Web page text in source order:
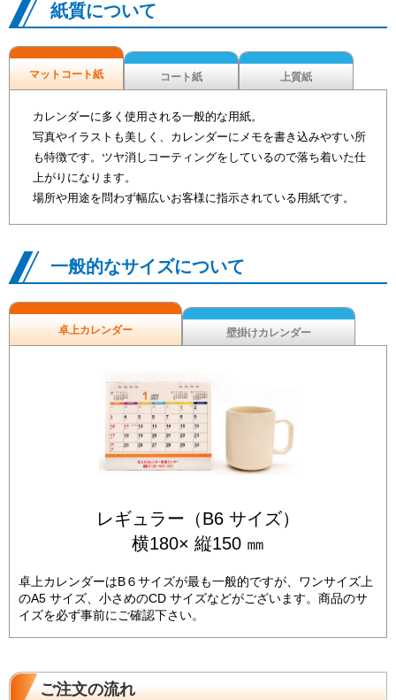
紙質について
マットコート紙 コート紙 上質紙
カレンダーに多く使用される一般的な用紙。
写真やイラストも美しく、カレンダーにメモを書き込みやすい所
も特徴です。ツヤ消しコーティングをしているので落ち着いた仕
上がりになります。
場所や用途を問わず幅広いお客様に指示されている用紙です。
一般的なサイズについて
卓上カレンダー 壁掛けカレンダー
レギュラー（B6 サイズ）
横180× 縦150 ㎜
卓上カレンダーはB６サイズが最も一般的ですが、ワンサイズ上
のA5 サイズ、小さめのCD サイズなどがございます。商品のサ
イズを必ず事前にご確認下さい。
ご注文の流れ